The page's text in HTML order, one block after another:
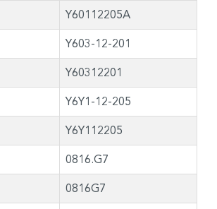
Y60112205A
Y603-12-201
Y60312201
Y6Y1-12-205
Y6Y112205
0816.G7
0816G7